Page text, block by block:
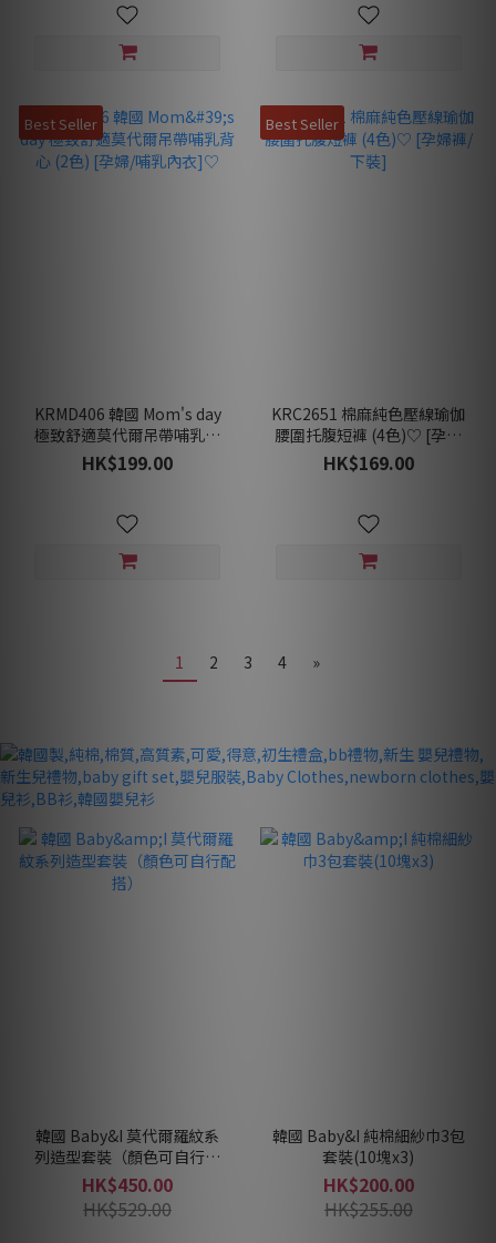
Best Seller
KRMD406 韓國 Mom's day
極致舒適莫代爾吊帶哺乳背
心 (2色) [孕婦/哺乳內衣]♡
HK$199.00
Best Seller
KRC2651 棉麻純色壓線瑜伽
腰圍托腹短褲 (4色)♡ [孕婦
褲/下裝]
HK$169.00
1 2 3 4 »
韓國 Baby&I 莫代爾羅紋系
列造型套裝（顏色可自行配
搭）
HK$450.00
HK$529.00
韓國 Baby&I 純棉細紗巾3包
套裝(10塊x3)
HK$200.00
HK$255.00